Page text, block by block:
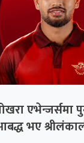
एभेन्जर्समा
भए